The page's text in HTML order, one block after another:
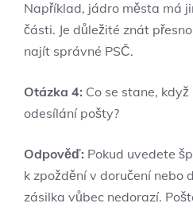
Například, jádro města má
části. Je důležité znát
najít správné PSČ.
Otázka 4: Co se stane,
odesílání pošty?
Odpověď: Pokud uvedete
k zpoždění v doručení nebo
zásilka vůbec nedorazí.